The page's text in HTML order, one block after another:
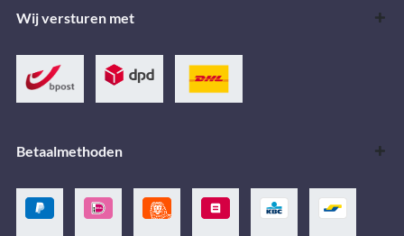
Wij versturen met
Betaalmethoden